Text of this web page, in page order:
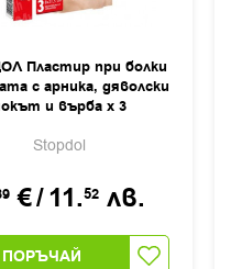
Пластир при болки
с арника, дяволски
и върба х 3
Stopdol
€/11.52 лв.
ПОРЪЧАЙ